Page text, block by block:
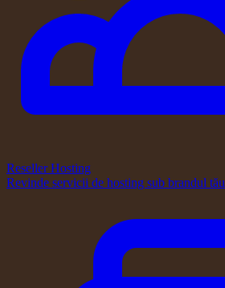
Reseller Hosting
Revinde servicii de hosting sub brandul tău